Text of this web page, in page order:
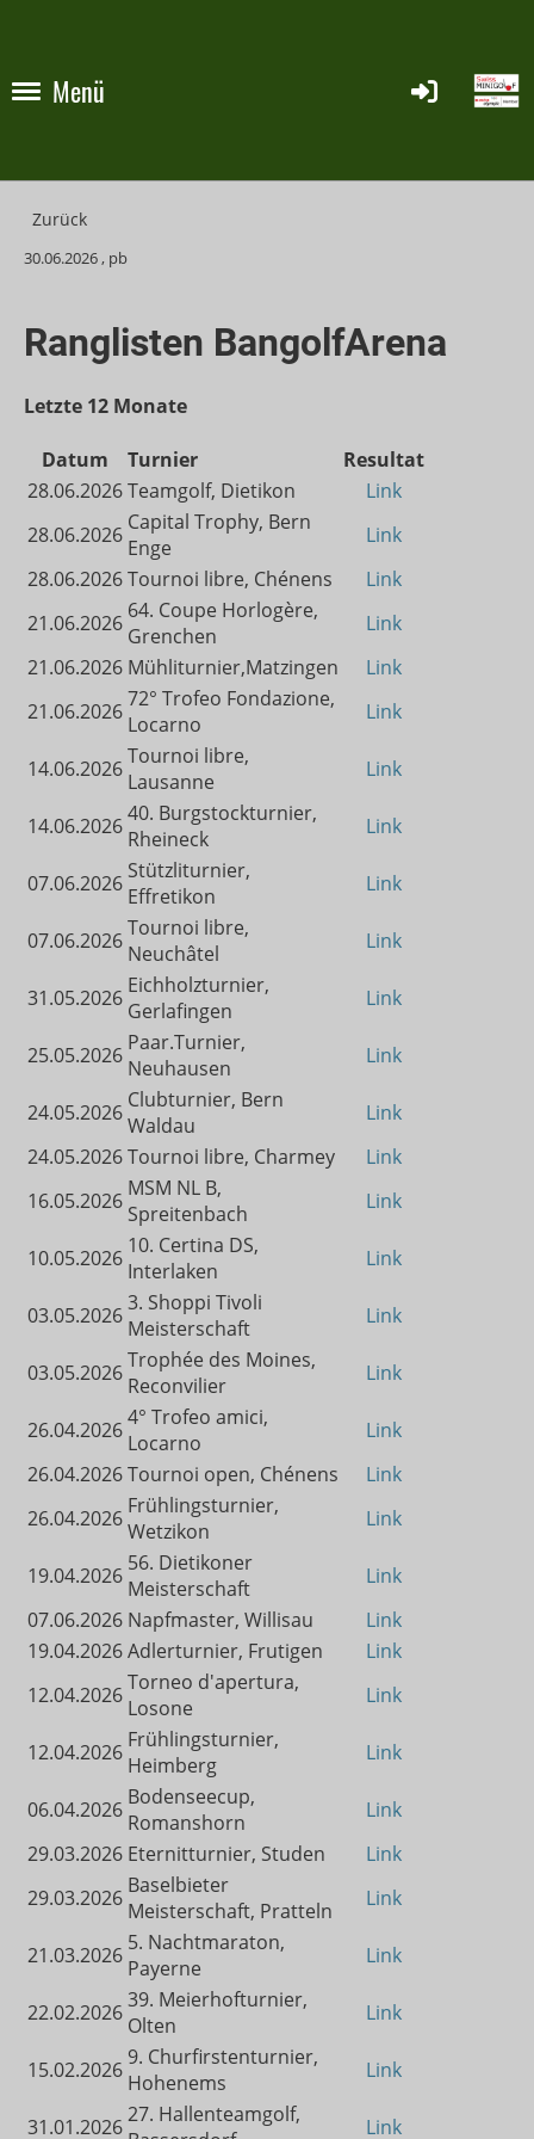
Menü
Zurück
30.06.2026, pb
Ranglisten BangolfArena
Letzte 12 Monate
Datum Turnier
Resultat
28.06.2026Teamgolf, Dietikon
Link
28.06.2026 Capital Trophy, Bern
Enge
Link
28.06.2026Tournoi libre, Chénens
Link
21.06.2026 64. Coupe Horlogère,
Grenchen
Link
21.06.2026 Mühliturnier,Matzingen
Link
21.06.202672° Trofeo Fondazione,
Locarno
Link
14.06.2026Tournoi libre,
Lausanne
Link
14.06.202640. Burgstockturnier,
Rheineck
Link
07.06.2026 Stützliturnier,
Effretikon
Link
07.06.2026Tournoi libre,
Neuchâtel
Link
31.05.2026 Eichholzturnier,
Gerlafingen
Link
25.05.2026 Paar.Turnier,
Neuhausen
Link
24.05.2026 Clubturnier, Bern
Waldau
Link
24.05.2026Tournoi libre, Charmey
Link
16.05.2026 MSM NL B,
Spreitenbach
Link
10.05.2026 10. Certina DS,
Interlaken
Link
03.05.20263. Shoppi Tivoli
Meisterschaft
Link
03.05.2026Trophée des Moines,
Reconvilier
Link
26.04.20264° Trofeo amici,
Locarno
Link
26.04.2026Tournoi open, Chénens
Link
26.04.2026 Frühlingsturnier,
Wetzikon
Link
19.04.2026 56. Dietikoner
Meisterschaft
Link
07.06.2026 Napfmaster, Willisau
Link
19.04.2026Adlerturnier, Frutigen
Link
12.04.2026Torneo d'apertura,
Losone
Link
12.04.2026 Frühlingsturnier,
Heimberg
Link
06.04.2026 Bodenseecup,
Romanshorn
Link
29.03.2026 Eternitturnier, Studen
Link
29.03.2026 Baselbieter
Meisterschaft, Pratteln
Link
21.03.2026 5. Nachtmaraton,
Payerne
Link
22.02.202639. Meierhofturnier,
Olten
Link
15.02.2026 9. Churfirstenturnier,
Hohenems
Link
31.01.202627. Hallenteamgolf,
Link